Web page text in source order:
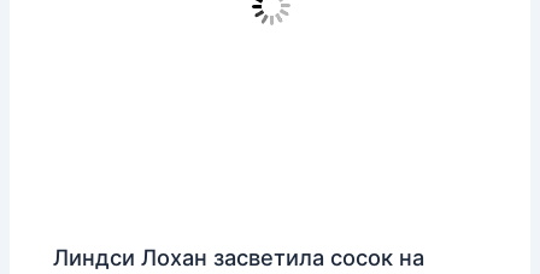
Линдси Лохан засветила сосок на